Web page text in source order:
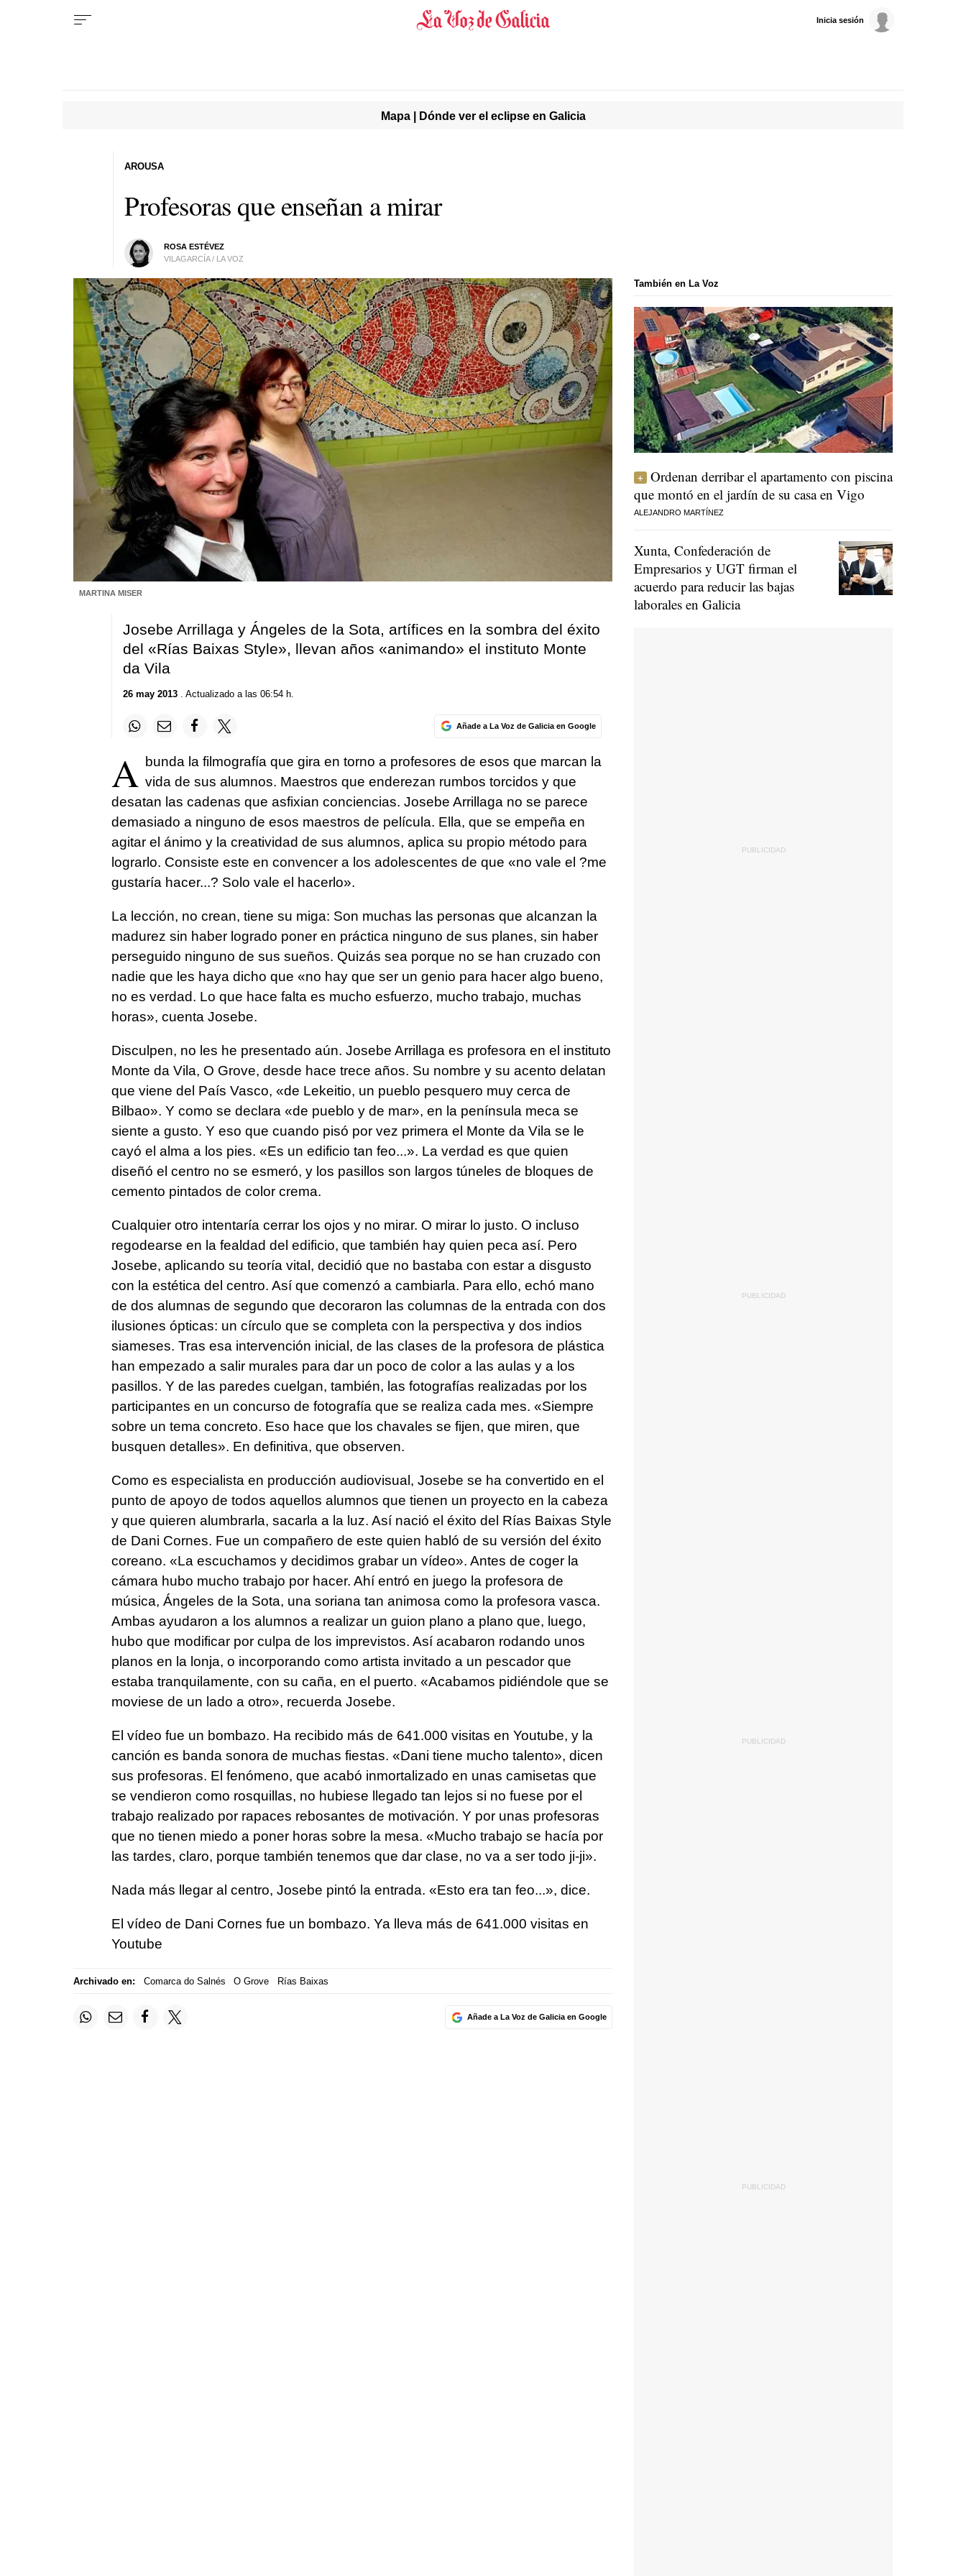
Inicia sesión
Mapa | Dónde ver el eclipse en Galicia
Profesoras que enseñan a mirar
ROSA ESTÉVEZ
VILAGARCÍA / LA VOZ
AROUSA
MARTINA MISER
Josebe Arrillaga y Ángeles de la Sota, artífices en la sombra del éxito
del «Rías Baixas Style», llevan años «animando» el instituto Monte
da Vila
26 may 2013. Actualizado a las 06:54 h.
Añade a La Voz de Galicia en Google
A bunda la filmografía que gira en torno a profesores de esos que marcan la
vida de sus alumnos. Maestros que enderezan rumbos torcidos y que
desatan las cadenas que asfixian conciencias. Josebe Arrillaga no se parece
demasiado a ninguno de esos maestros de película. Ella, que se empeña en
agitar el ánimo y la creatividad de sus alumnos, aplica su propio método para
lograrlo. Consiste este en convencer a los adolescentes de que «no vale el ?me
gustaría hacer...? Solo vale el hacerlo».
La lección, no crean, tiene su miga: Son muchas las personas que alcanzan la
madurez sin haber logrado poner en práctica ninguno de sus planes, sin haber
perseguido ninguno de sus sueños. Quizás sea porque no se han cruzado con
nadie que les haya dicho que «no hay que ser un genio para hacer algo bueno,
no es verdad. Lo que hace falta es mucho esfuerzo, mucho trabajo, muchas
horas», cuenta Josebe.
Disculpen, no les he presentado aún. Josebe Arrillaga es profesora en el instituto
Monte da Vila, O Grove, desde hace trece años. Su nombre y su acento delatan
que viene del País Vasco, «de Lekeitio, un pueblo pesquero muy cerca de
Bilbao». Y como se declara «de pueblo y de mar», en la península meca se
siente a gusto. Y eso que cuando pisó por vez primera el Monte da Vila se le
cayó el alma a los pies. «Es un edificio tan feo...». La verdad es que quien
diseñó el centro no se esmeró, y los pasillos son largos túneles de bloques de
cemento pintados de color crema.
Cualquier otro intentaría cerrar los ojos y no mirar. O mirar lo justo. O incluso
regodearse en la fealdad del edificio, que también hay quien peca así. Pero
Josebe, aplicando su teoría vital, decidió que no bastaba con estar a disgusto
con la estética del centro. Así que comenzó a cambiarla. Para ello, echó mano
de dos alumnas de segundo que decoraron las columnas de la entrada con dos
ilusiones ópticas: un círculo que se completa con la perspectiva y dos indios
siameses. Tras esa intervención inicial, de las clases de la profesora de plástica
han empezado a salir murales para dar un poco de color a las aulas y a los
pasillos. Y de las paredes cuelgan, también, las fotografías realizadas por los
participantes en un concurso de fotografía que se realiza cada mes. «Siempre
sobre un tema concreto. Eso hace que los chavales se fijen, que miren, que
busquen detalles». En definitiva, que observen.
Como es especialista en producción audiovisual, Josebe se ha convertido en el
punto de apoyo de todos aquellos alumnos que tienen un proyecto en la cabeza
y que quieren alumbrarla, sacarla a la luz. Así nació el éxito del Rías Baixas Style
de Dani Cornes. Fue un compañero de este quien habló de su versión del éxito
coreano. «La escuchamos y decidimos grabar un vídeo». Antes de coger la
cámara hubo mucho trabajo por hacer. Ahí entró en juego la profesora de
música, Ángeles de la Sota, una soriana tan animosa como la profesora vasca.
Ambas ayudaron a los alumnos a realizar un guion plano a plano que, luego,
hubo que modificar por culpa de los imprevistos. Así acabaron rodando unos
planos en la lonja, o incorporando como artista invitado a un pescador que
estaba tranquilamente, con su caña, en el puerto. «Acabamos pidiéndole que se
moviese de un lado a otro», recuerda Josebe.
El vídeo fue un bombazo. Ha recibido más de 641.000 visitas en Youtube, y la
canción es banda sonora de muchas fiestas. «Dani tiene mucho talento», dicen
sus profesoras. El fenómeno, que acabó inmortalizado en unas camisetas que
se vendieron como rosquillas, no hubiese llegado tan lejos si no fuese por el
trabajo realizado por rapaces rebosantes de motivación. Y por unas profesoras
que no tienen miedo a poner horas sobre la mesa. «Mucho trabajo se hacía por
las tardes, claro, porque también tenemos que dar clase, no va a ser todo ji-ji».
Nada más llegar al centro, Josebe pintó la entrada. «Esto era tan feo...», dice.
El vídeo de Dani Cornes fue un bombazo. Ya lleva más de 641.000 visitas en
Youtube
Archivado en: Comarca do Salnés O Grove Rías Baixas
Añade a La Voz de Galicia en Google
También en La Voz
Ordenan derribar el apartamento con piscina
que montó en el jardín de su casa en Vigo
ALEJANDRO MARTÍNEZ
Xunta, Confederación de
Empresarios y UGT firman el
acuerdo para reducir las bajas
laborales en Galicia